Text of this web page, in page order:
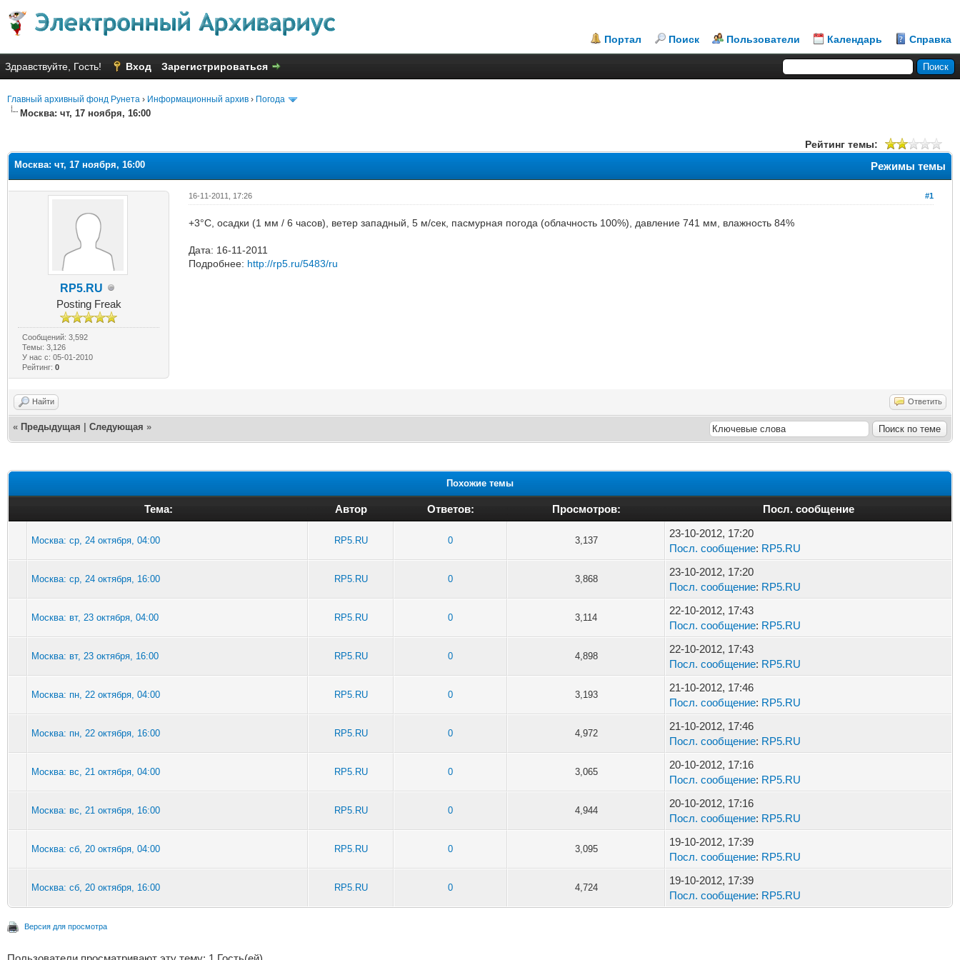
Портал Поиск Пользователи Календарь Справка
Здравствуйте, Гость! Вход Зарегистрироваться
Главный архивный фонд Рунета › Информационный архив › Погода
Москва: чт, 17 ноября, 16:00
Рейтинг темы:
Режимы темы
Москва: чт, 17 ноября, 16:00
RP5.RU
Posting Freak
Сообщений: 3,592
Темы: 3,126
У нас с: 05-01-2010
Рейтинг:0
#1
16-11-2011, 17:26
+3°C, осадки (1 мм / 6 часов), ветер западный, 5 м/сек, пасмурная погода (облачность 100%), давление 741 мм, влажность 84%
Дата: 16-11-2011
Подробнее: http://rp5.ru/5483/ru
Найти Ответить
« Предыдущая Следующая »
Похожие темы
Тема: Автор Ответов: Просмотров: Посл. сообщение
Москва: ср, 24 октября, 04:00 RP5.RU 0 3,137
23-10-2012, 17:20
Посл. сообщение: RP5.RU
Москва: ср, 24 октября, 16:00 RP5.RU 0 3,868
23-10-2012, 17:20
Посл. сообщение: RP5.RU
Москва: вт, 23 октября, 04:00 RP5.RU 0 3,114
22-10-2012, 17:43
Посл. сообщение: RP5.RU
Москва: вт, 23 октября, 16:00 RP5.RU 0 4,898
22-10-2012, 17:43
Посл. сообщение: RP5.RU
Москва: пн, 22 октября, 04:00 RP5.RU 0 3,193
21-10-2012, 17:46
Посл. сообщение: RP5.RU
Москва: пн, 22 октября, 16:00 RP5.RU 0 4,972
21-10-2012, 17:46
Посл. сообщение: RP5.RU
Москва: вс, 21 октября, 04:00 RP5.RU 0 3,065
20-10-2012, 17:16
Посл. сообщение: RP5.RU
Москва: вс, 21 октября, 16:00 RP5.RU 0 4,944
20-10-2012, 17:16
Посл. сообщение: RP5.RU
Москва: сб, 20 октября, 04:00 RP5.RU 0 3,095
19-10-2012, 17:39
Посл. сообщение: RP5.RU
Москва: сб, 20 октября, 16:00 RP5.RU 0 4,724
19-10-2012, 17:39
Посл. сообщение: RP5.RU
Версия для просмотра